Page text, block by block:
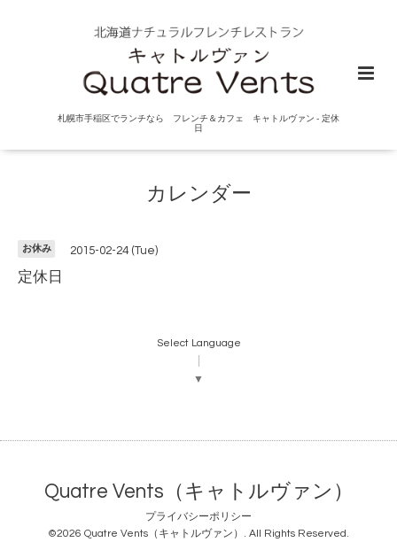
札幌市手稲区でランチなら フレンチ＆カフェ キャトルヴァン - 定休
日
カレンダー
お休み 2015-02-24 (Tue)
定休日
Select Language
▼
Quatre Vents（キャトルヴァン）
プライバシーポリシー
©2026 Quatre Vents（キャトルヴァン） . All Rights Reserved.